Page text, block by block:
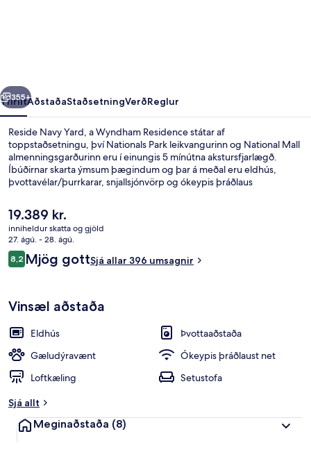
Næsta
355+
YfirlitAðstaðaStaðsetningVerðReglur
Reside Navy Yard, a Wyndham Residence státar af
toppstaðsetningu, því Nationals Park leikvangurinn og National Mall
almenningsgarðurinn eru í einungis 5 mínútna akstursfjarlægð.
Íbúðirnar skarta ýmsum þægindum og þar á meðal eru eldhús,
þvottavélar/þurrkarar, snjallsjónvörp og ókeypis þráðlaus
almenningssamgöngur: Navy Yard lestarstöðin er í 11 mínútna
göngufjarlægð og Eastern Market lestarstöðin í 12 mínútna.
Núverandi
verð
er
19.389 kr.
19.389 kr.
inniheldur skatta og gjöld
27. ágú. - 28. ágú.
Umsagnir
8,28,2 af 10
Mjög gottSjá allar 396 umsagnir
Vinsæl aðstaða
Eldhús
Þvottaaðstaða
Gæludýravænt
Ókeypis þráðlaust net
Loftkæling
Setustofa
Sjá allt
Meginaðstaða (8)